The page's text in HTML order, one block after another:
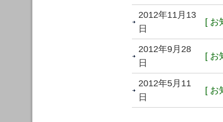
2012年11月13
日
[ お
2012年9月28
日
[ お
2012年5月11
日
[ お